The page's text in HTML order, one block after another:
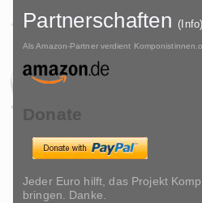
Partnerschaften(Info)
Als Amazon-Partner verdient
Donate
Jeder Euro hilft, das Projekt
bringen. Danke.